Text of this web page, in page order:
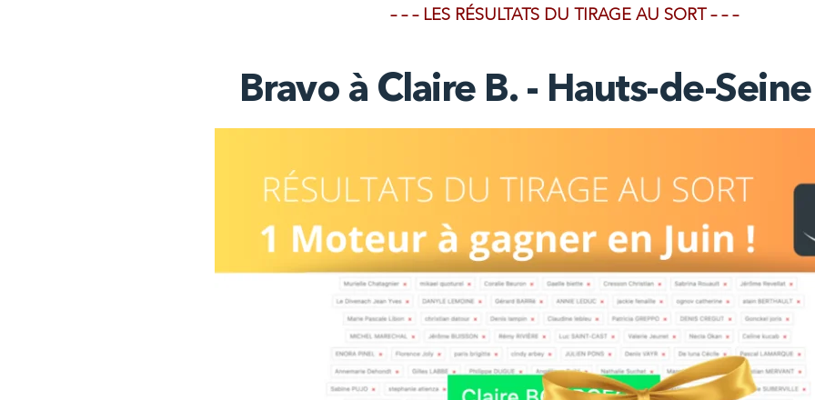
– – – LES RÉSULTATS DU TIRAGE AU SORT – – –
Bravo à Claire B. - Hauts-de-